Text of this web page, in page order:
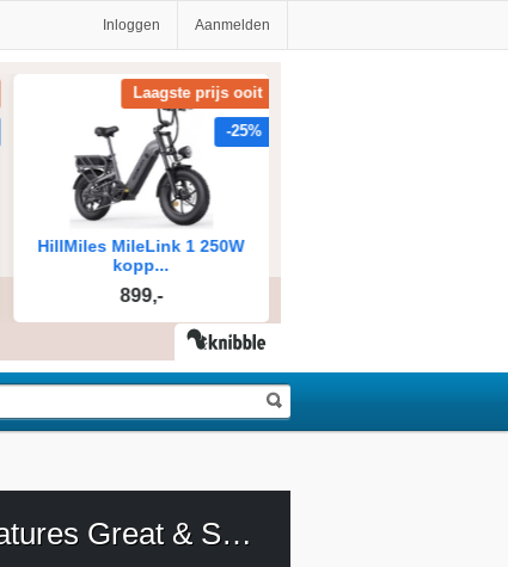
Inloggen Aanmelden
All Creatures Great & Small